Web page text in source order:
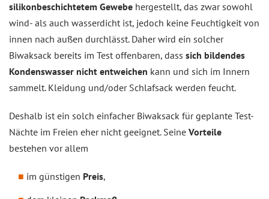
silikonbeschichtetem Gewebe hergestellt, das zwar sowohl
wind- als auch wasserdicht ist, jedoch keine Feuchtigkeit von
innen nach außen durchlässt. Daher wird ein solcher
Biwaksack bereits im Test offenbaren, dass sich bildendes
Kondenswasser nicht entweichen kann und sich im Innern
sammelt. Kleidung und/oder Schlafsack werden feucht.
Deshalb ist ein solch einfacher Biwaksack für geplante Test-
Nächte im Freien eher nicht geeignet. Seine Vorteile
bestehen vor allem
im günstigen Preis,